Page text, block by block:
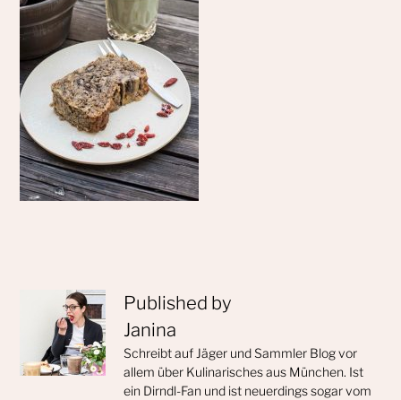
Published by
Janina
Schreibt auf Jäger und Sammler Blog vor
allem über Kulinarisches aus München. Ist
ein Dirndl-Fan und ist neuerdings sogar vom